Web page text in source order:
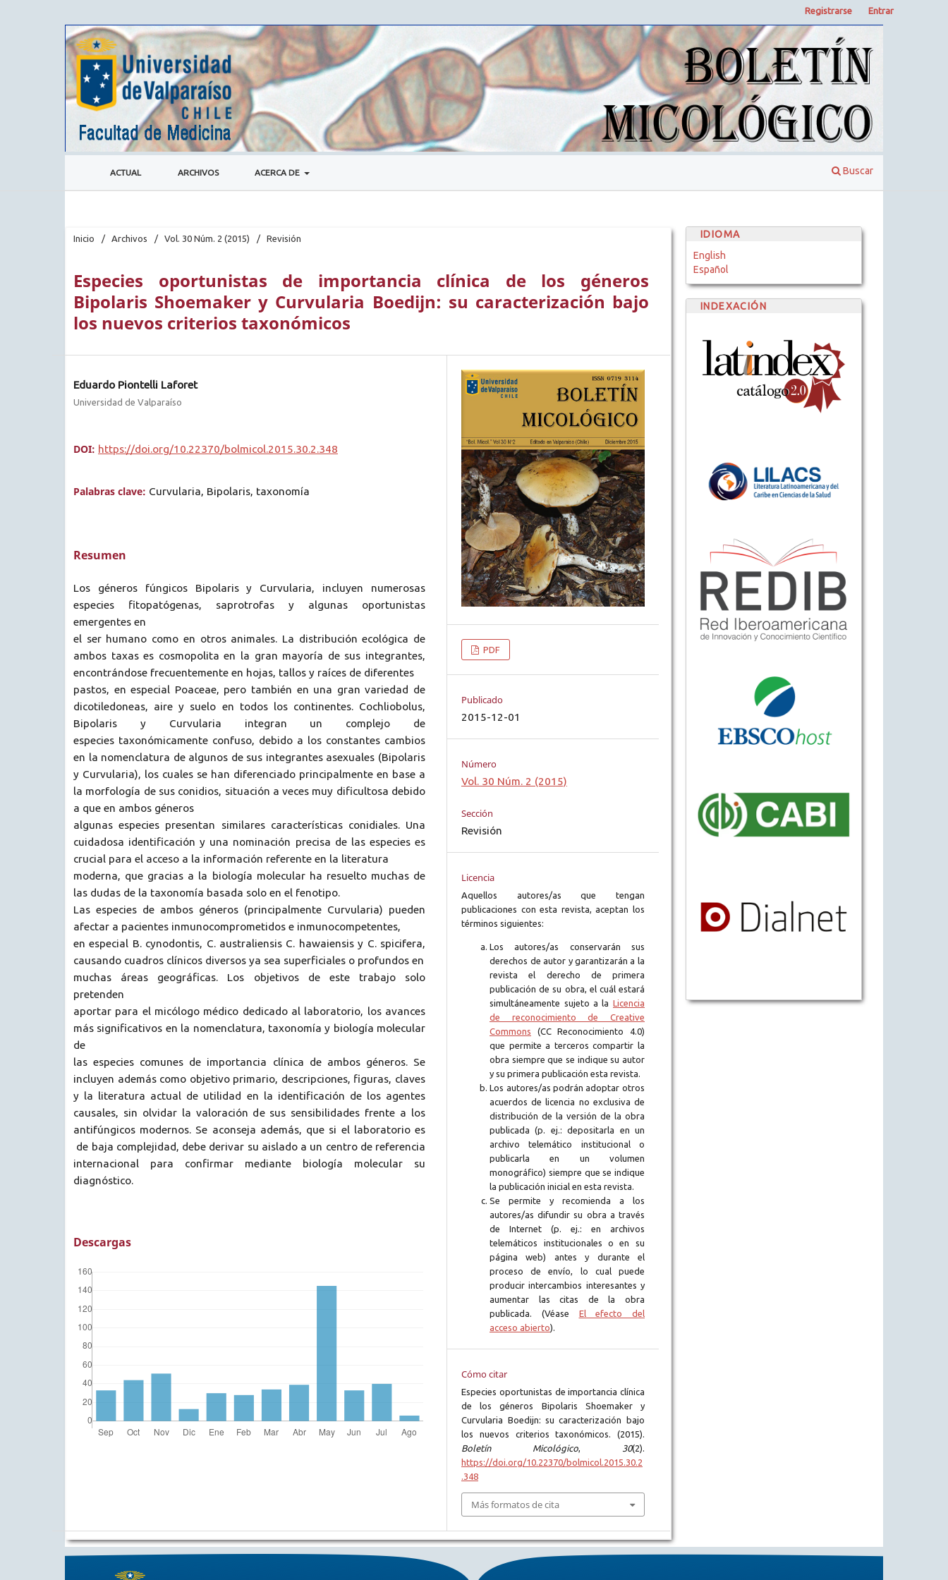
ACTUAL ARCHIVOS ACERCA DE Buscar
Registrarse Entrar
Inicio / Archivos / Vol. 30 Núm. 2 (2015) / Revisión
Especies oportunistas de importancia clínica de los géneros
Bipolaris Shoemaker y Curvularia Boedijn: su caracterización bajo
los nuevos criterios taxonómicos
Eduardo Piontelli Laforet
Universidad de Valparaíso
DOI: https://doi.org/10.22370/bolmicol.2015.30.2.348
Palabras clave: Curvularia, Bipolaris, taxonomía
Resumen
Los géneros fúngicos Bipolaris y Curvularia, incluyen numerosas
especies fitopatógenas, saprotrofas y algunas oportunistas
emergentes en
el ser humano como en otros animales. La distribución ecológica de
ambos taxas es cosmopolita en la gran mayoría de sus integrantes,
encontrándose frecuentemente en hojas, tallos y raíces de diferentes
pastos, en especial Poaceae, pero también en una gran variedad de
dicotiledoneas, aire y suelo en todos los continentes. Cochliobolus,
Bipolaris y Curvularia integran un complejo de
especies taxonómicamente confuso, debido a los constantes cambios
en la nomenclatura de algunos de sus integrantes asexuales (Bipolaris
y Curvularia), los cuales se han diferenciado principalmente en base a
la morfología de sus conidios, situación a veces muy dificultosa debido
a que en ambos géneros
algunas especies presentan similares características conidiales. Una
cuidadosa identificación y una nominación precisa de las especies es
crucial para el acceso a la información referente en la literatura
moderna, que gracias a la biología molecular ha resuelto muchas de
las dudas de la taxonomía basada solo en el fenotipo.
Las especies de ambos géneros (principalmente Curvularia) pueden
afectar a pacientes inmunocomprometidos e inmunocompetentes,
en especial B. cynodontis, C. australiensis C. hawaiensis y C. spicifera,
causando cuadros clínicos diversos ya sea superficiales o profundos en
muchas áreas geográficas. Los objetivos de este trabajo solo
pretenden
aportar para el micólogo médico dedicado al laboratorio, los avances
más significativos en la nomenclatura, taxonomía y biología molecular
de
las especies comunes de importancia clínica de ambos géneros. Se
incluyen además como objetivo primario, descripciones, figuras, claves
y la literatura actual de utilidad en la identificación de los agentes
causales, sin olvidar la valoración de sus sensibilidades frente a los
antifúngicos modernos. Se aconseja además, que si el laboratorio es
de baja complejidad, debe derivar su aislado a un centro de referencia
internacional para confirmar mediante biología molecular su
diagnóstico.
Descargas
PDF
Publicado
2015-12-01
Número
Vol. 30 Núm. 2 (2015)
Sección
Revisión
Licencia
Aquellos autores/as que tengan
publicaciones con esta revista, aceptan los
términos siguientes:
Los autores/as conservarán sus
derechos de autor y garantizarán a la
revista el derecho de primera
publicación de su obra, el cuál estará
simultáneamente sujeto a la Licencia
de reconocimiento de Creative
Commons (CC Reconocimiento 4.0)
que permite a terceros compartir la
obra siempre que se indique su autor
y su primera publicación esta revista.
Los autores/as podrán adoptar otros
acuerdos de licencia no exclusiva de
distribución de la versión de la obra
publicada (p. ej.: depositarla en un
archivo telemático institucional o
publicarla en un volumen
monográfico) siempre que se indique
la publicación inicial en esta revista.
Se permite y recomienda a los
autores/as difundir su obra a través
de Internet (p. ej.: en archivos
telemáticos institucionales o en su
página web) antes y durante el
proceso de envío, lo cual puede
producir intercambios interesantes y
aumentar las citas de la obra
publicada. (Véase El efecto del
acceso abierto).
Cómo citar
Especies oportunistas de importancia clínica
de los géneros Bipolaris Shoemaker y
Curvularia Boedijn: su caracterización bajo
los nuevos criterios taxonómicos. (2015).
Boletín Micológico
30(2).
https://doi.org/10.22370/bolmicol.2015.30.2
.348
Más formatos de cita
IDIOMA
English
Español
INDEXACIÓN